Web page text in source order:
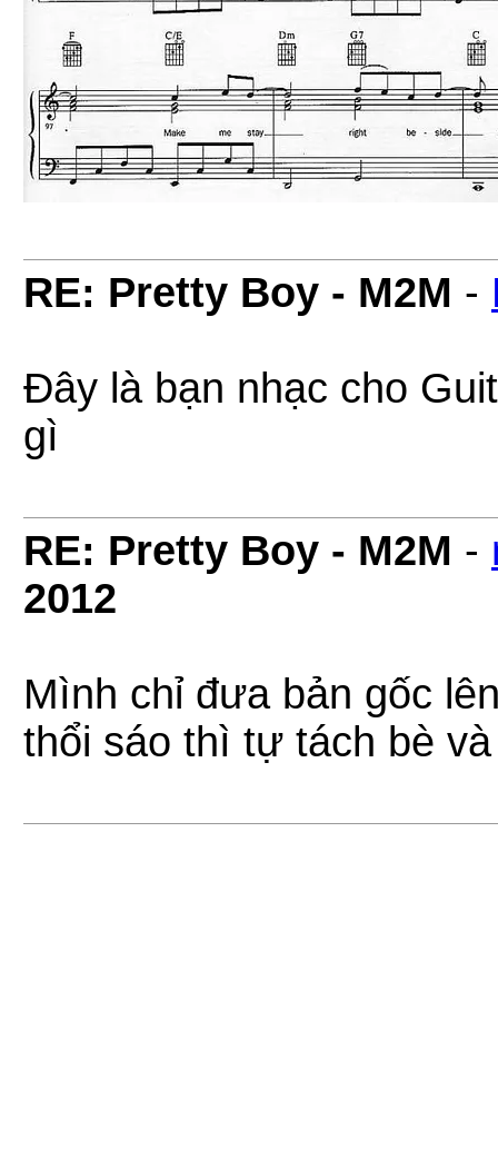
RE: Pretty Boy - M2M -
Đây là bạn nhạc cho
gì
RE: Pretty Boy - M2M -
2012
Mình chỉ đưa bản gốc
thổi sáo thì tự tách bè